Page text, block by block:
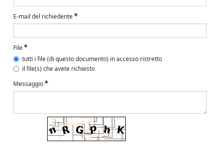
E-mail del richiedente
File
tutti i file (di questo documento) in accesso ristretto
il file(s) che avete richiesto
Messaggio